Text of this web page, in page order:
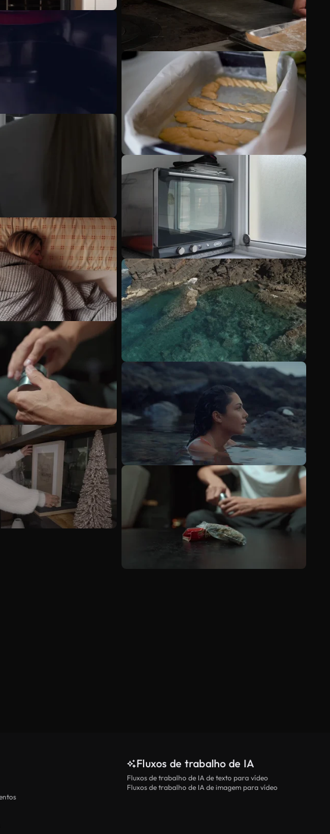
Veja mais
Fluxos de trabalho de IA
Fluxos de trabalho de IA de texto para vídeo
Fluxos de trabalho de IA de imagem para vídeo